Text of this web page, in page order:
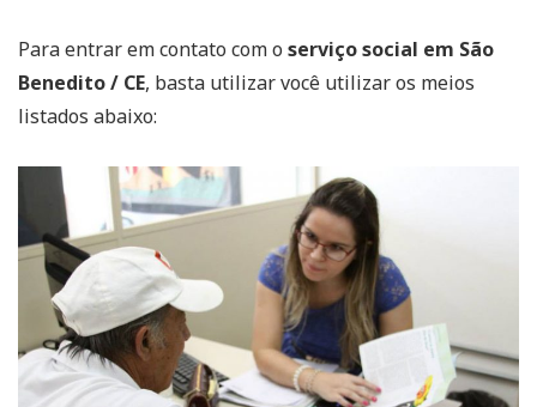
Para entrar em contato com o serviço social em São
Benedito / CE, basta utilizar você utilizar os meios
listados abaixo: